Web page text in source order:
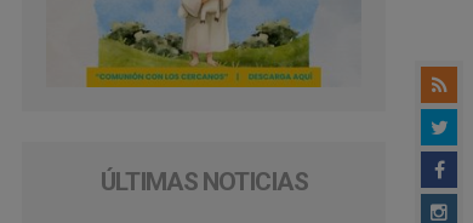
ÚLTIMAS NOTICIAS